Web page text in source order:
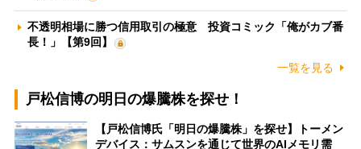
不透明相場に勝つ信用取引の極意 投資コミック「俺がカブ番
長！」【第9回】
一覧を見る
戸松信博の明日の爆騰株を探せ！
【戸松信博氏「明日の爆騰株」を探せ】トーメン
デバイス：サムスンを通じて世界のAIメモリ需